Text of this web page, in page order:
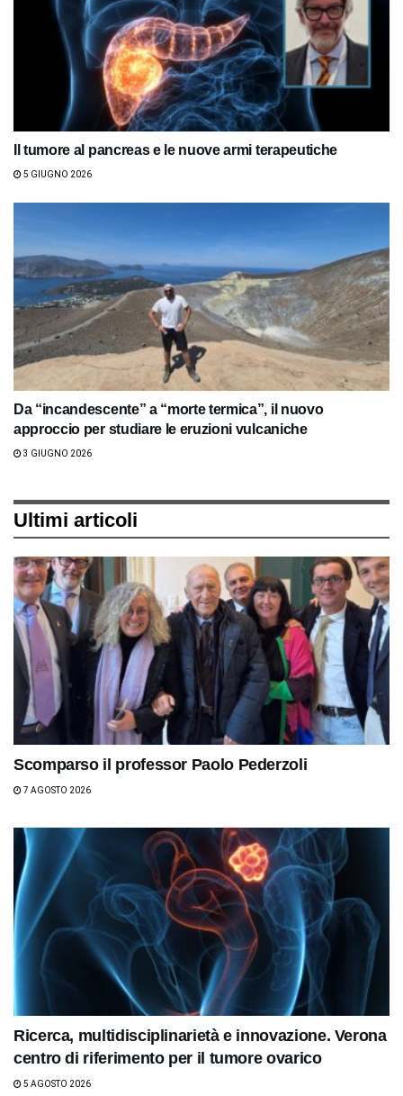
Il tumore al pancreas e le nuove armi terapeutiche
5 GIUGNO 2026
Da “incandescente” a “morte termica”, il nuovo
approccio per studiare le eruzioni vulcaniche
3 GIUGNO 2026
Ultimi articoli
Scomparso il professor Paolo Pederzoli
7 AGOSTO 2026
Ricerca, multidisciplinarietà e innovazione. Verona
centro di riferimento per il tumore ovarico
5 AGOSTO 2026